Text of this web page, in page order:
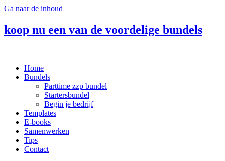
Ga naar de inhoud
koop nu een van de voordelige bundels
Home
Bundels
Parttime zzp bundel
Startersbundel
Begin je bedrijf
Templates
E-books
Samenwerken
Tips
Contact